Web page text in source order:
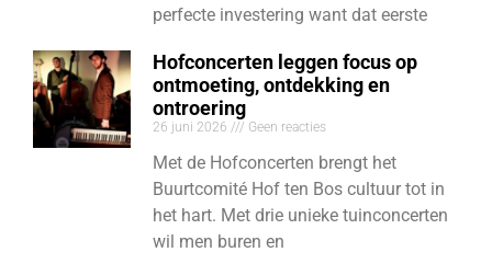
perfecte investering want dat eerste
Hofconcerten leggen focus op
ontmoeting, ontdekking en
ontroering
26 juni 2026 Geen reacties
Met de Hofconcerten brengt het
Buurtcomité Hof ten Bos cultuur tot in
het hart. Met drie unieke tuinconcerten
wil men buren en